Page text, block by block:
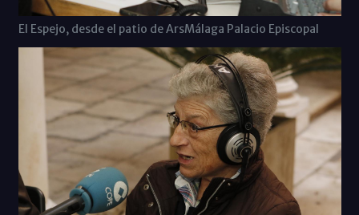
El Espejo, desde el patio de ArsMálaga Palacio Episcopal